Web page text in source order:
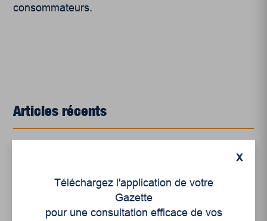
consommateurs.
Articles récents
Juillet 2026
Le sport professionnel féminin : en mouvement,
X
Téléchargez l'application de votre
Gazette
pour une consultation efficace de vos